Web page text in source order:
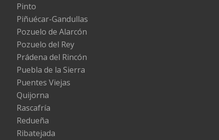
Pinto
Piñuécar-Gandullas
Pozuelo de Alarcón
Pozuelo del Rey
Prádena del Rincón
Puebla de la Sierra
Puentes Viejas
Quijorna
Rascafría
Redueña
Ribatejada